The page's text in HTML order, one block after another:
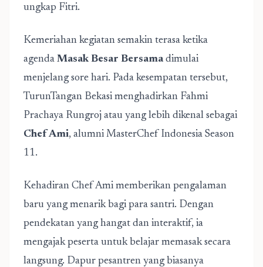
ungkap Fitri.
Kemeriahan kegiatan semakin terasa ketika
agenda Masak Besar Bersamadimulai
menjelang sore hari. Pada kesempatan tersebut,
TurunTangan Bekasi menghadirkan Fahmi
Prachaya Rungroj atau yang lebih dikenal sebagai
Chef Ami, alumni MasterChef Indonesia Season
11.
Kehadiran Chef Ami memberikan pengalaman
baru yang menarik bagi para santri. Dengan
pendekatan yang hangat dan interaktif, ia
mengajak peserta untuk belajar memasak secara
langsung. Dapur pesantren yang biasanya